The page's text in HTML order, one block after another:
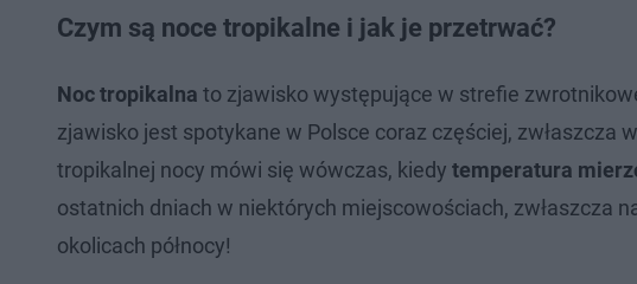
Czym są noce tropikalne i jak je przetrwać?
Noc tropikalna to zjawisko występujące w strefie
zjawisko jest spotykane w Polsce coraz częściej, zwłaszcza
tropikalnej nocy mówi się wówczas, kiedy temperatura
ostatnich dniach w niektórych miejscowościach, zwłaszcza
okolicach północy!